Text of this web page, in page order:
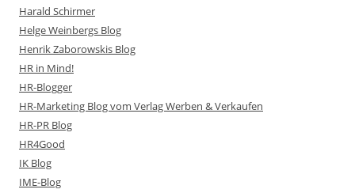
Harald Schirmer
Helge Weinbergs Blog
Henrik Zaborowskis Blog
HR in Mind!
HR-Blogger
HR-Marketing Blog vom Verlag Werben & Verkaufen
HR-PR Blog
HR4Good
IK Blog
IME-Blog